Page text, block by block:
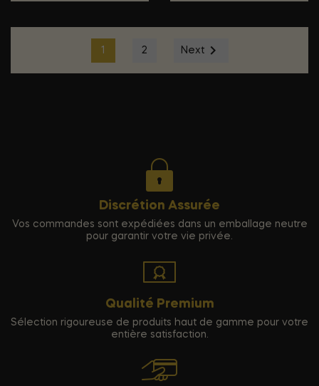
1 2 Next
Discrétion Assurée
Vos commandes sont expédiées dans un emballage neutre
pour garantir votre vie privée.
Qualité Premium
Sélection rigoureuse de produits haut de gamme pour votre
entière satisfaction.